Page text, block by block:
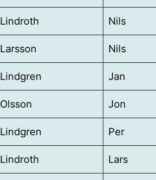
Lindroth Nils
Larsson Nils
Lindgren Jan
Olsson Jon
Lindgren Per
Lindroth Lars